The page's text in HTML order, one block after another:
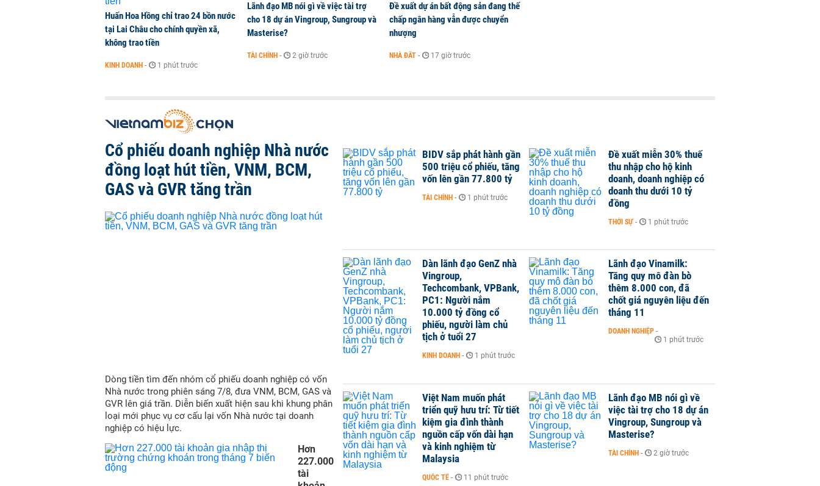
Huấn Hoa Hồng chỉ trao 24 bồn nước
tại Lai Châu cho chính quyền xã,
không trao tiền
KINH DOANH - 1 phút trước
Lãnh đạo MB nói gì về việc tài trợ
cho 18 dự án Vingroup, Sungroup và
Masterise?
TÀI CHÍNH - 2 giờ trước
Đề xuất dự án bất động sản đang thế
chấp ngân hàng vẫn được chuyển
nhượng
NHÀ ĐẤT - 17 giờ trước
Cổ phiếu doanh nghiệp Nhà nước
đồng loạt hút tiền, VNM, BCM,
GAS và GVR tăng trần
Dòng tiền tìm đến nhóm cổ phiếu doanh nghiệp có vốn
Nhà nước trong phiên sáng 7/8, đưa VNM, BCM, GAS và
GVR lên giá trần. Diễn biến xuất hiện sau khi khung phân
loại mới phục vụ cơ cấu lại vốn Nhà nước tại doanh
nghiệp có hiệu lực.
Hơn
227.000
tài
BIDV sắp phát hành gần
500 triệu cổ phiếu, tăng
vốn lên gần 77.800 tỷ
TÀI CHÍNH - 1 phút trước
Đề xuất miễn 30% thuế
thu nhập cho hộ kinh
doanh, doanh nghiệp có
doanh thu dưới 10 tỷ
đồng
THỜI SỰ - 1 phút trước
Dàn lãnh đạo GenZ nhà
Vingroup,
Techcombank, VPBank,
PC1: Người nắm
10.000 tỷ đồng cổ
phiếu, người làm chủ
tịch ở tuổi 27
KINH DOANH - 1 phút trước
Lãnh đạo Vinamilk:
Tăng quy mô đàn bò
thêm 8.000 con, đã
chốt giá nguyên liệu đến
tháng 11
DOANH NGHIỆP -
1 phút trước
Việt Nam muốn phát
triển quỹ hưu trí: Từ tiết
kiệm gia đình thành
nguồn cấp vốn dài hạn
và kinh nghiệm từ
Malaysia
QUỐC TẾ - 11 phút trước
Lãnh đạo MB nói gì về
việc tài trợ cho 18 dự án
Vingroup, Sungroup và
Masterise?
TÀI CHÍNH - 2 giờ trước